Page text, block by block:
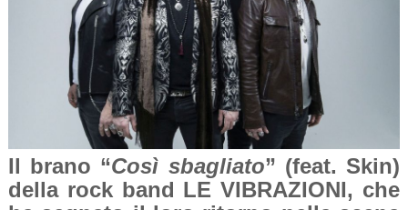
Il brano “Così sbagliato” (feat. Skin)
della rock band LE VIBRAZIONI, che